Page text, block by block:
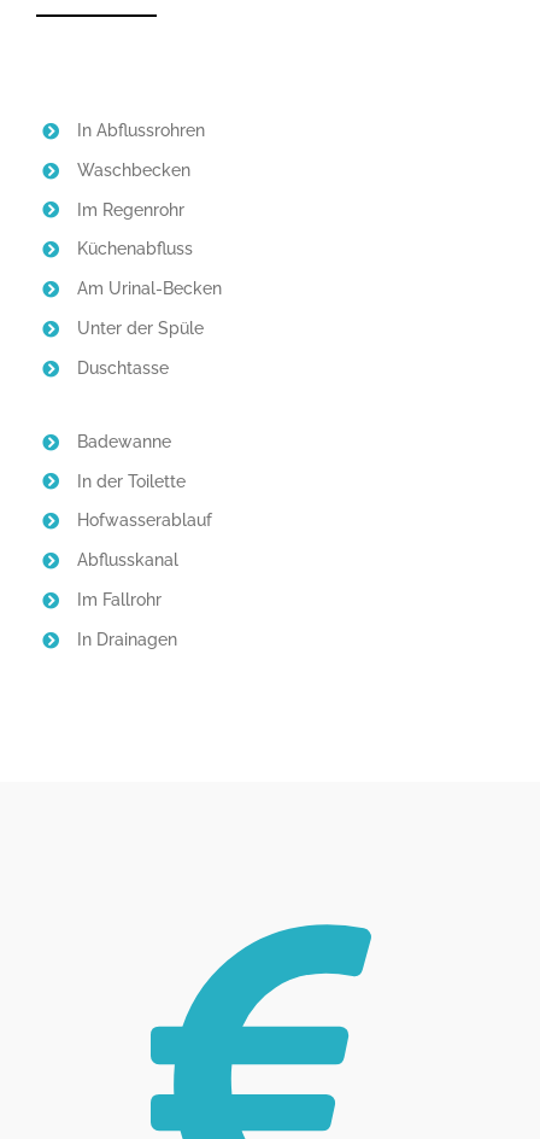
In Abflussrohren
Waschbecken
Im Regenrohr
Küchenabfluss
Am Urinal-Becken
Unter der Spüle
Duschtasse
Badewanne
In der Toilette
Hofwasserablauf
Abflusskanal
Im Fallrohr
In Drainagen